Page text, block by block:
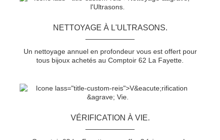
NETTOYAGE À L'ULTRASONS.
Un nettoyage annuel en profondeur vous est offert pour
tous bijoux achetés au Comptoir 62 La Fayette.
VÉRIFICATION À VIE.